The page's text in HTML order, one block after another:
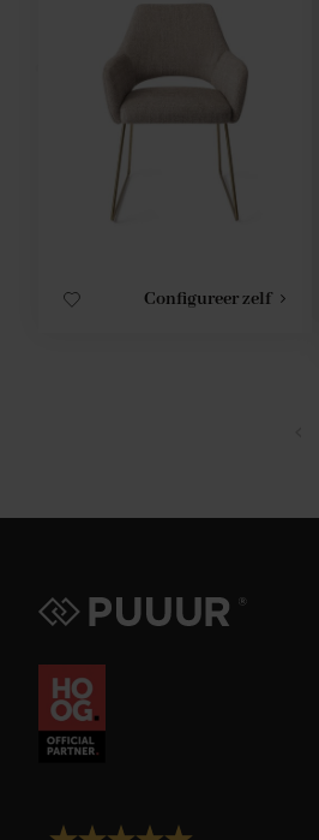
Configureer zelf